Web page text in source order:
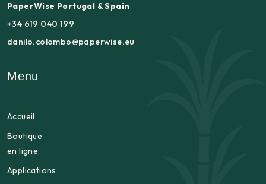
PaperWise Portugal & Spain
+34 619 040 199
danilo.colombo@paperwise.eu
Menu
Accueil
Boutique
en ligne
Applications